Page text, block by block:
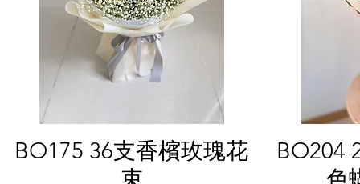
Quick View
BO175 36支香檳玫瑰花
束
BO204
色